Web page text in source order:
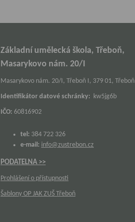
Základní umělecká škola, Třeboň,
Masarykovo nám. 20/I
Masarykovo nám. 20/I, Třeboň I, 379 01, Třeboň
Identifikátor datové schránky: kw5jg6b
IČO: 60816902
tel: 384 722 326
e-mail: info@zustrebon.cz
PODATELNA >>
Prohlášení o přístupnosti
Šablony OP JAK ZUŠ Třeboň